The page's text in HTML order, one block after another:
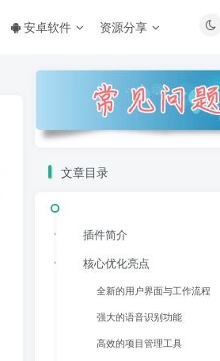
安卓软件 资源分享
文章目录
插件简介
核心优化亮点
全新的用户界面与工作流程
强大的语音识别功能
高效的项目管理工具